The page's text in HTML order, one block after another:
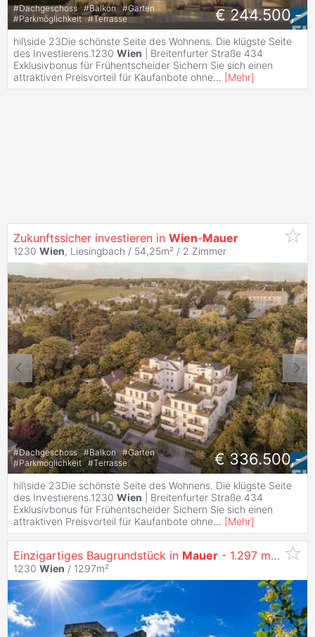
#Dachgeschoss #Balkon #Garten
#Parkmöglichkeit #Terrasse € 244.500,-
hil\side 23Die schönste Seite des Wohnens. Die klügste Seite
des Investierens.1230 Wien | Breitenfurter Straße 434
Exklusivbonus für Frühentscheider Sichern Sie sich einen
attraktiven Preisvorteil für Kaufanbote ohne... [Mehr]
Zukunftssicher investieren in Wien-Mauer
1230 Wien, Liesingbach / 54,25m² / 2 Zimmer
#Dachgeschoss #Balkon #Garten
#Parkmöglichkeit #Terrasse € 336.500,-
hil\side 23Die schönste Seite des Wohnens. Die klügste Seite
des Investierens.1230 Wien | Breitenfurter Straße 434
Exklusivbonus für Frühentscheider Sichern Sie sich einen
attraktiven Preisvorteil für Kaufanbote ohne... [Mehr]
Einzigartiges Baugrundstück in Mauer - 1.297 m² mit spektakulärer Aussicht auf
1230 Wien / 1297m²